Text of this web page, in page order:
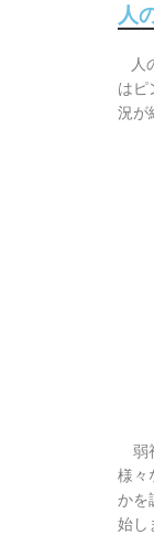
人
人
はピ
況が
弱
様々
かを
始し